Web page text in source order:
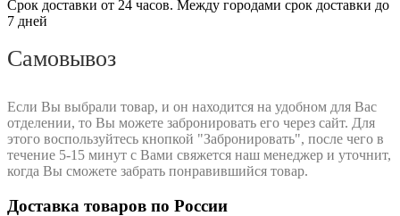
Срок доставки от 24 часов. Между городами срок доставки до
7 дней
Самовывоз
Если Вы выбрали товар, и он находится на удобном для Вас
отделении, то Вы можете забронировать его через сайт. Для
этого воспользуйтесь кнопкой "Забронировать", после чего в
течение 5-15 минут с Вами свяжется наш менеджер и уточнит,
когда Вы сможете забрать понравившийся товар.
Доставка товаров по России